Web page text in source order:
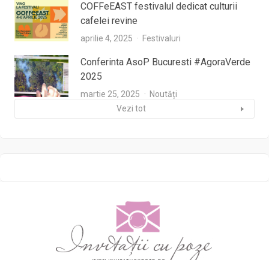
COFFeEAST festivalul dedicat culturii
cafelei revine
aprilie 4, 2025 Festivaluri
Conferinta AsoP Bucuresti #AgoraVerde
2025
martie 25, 2025
Noutăți
Vezi tot